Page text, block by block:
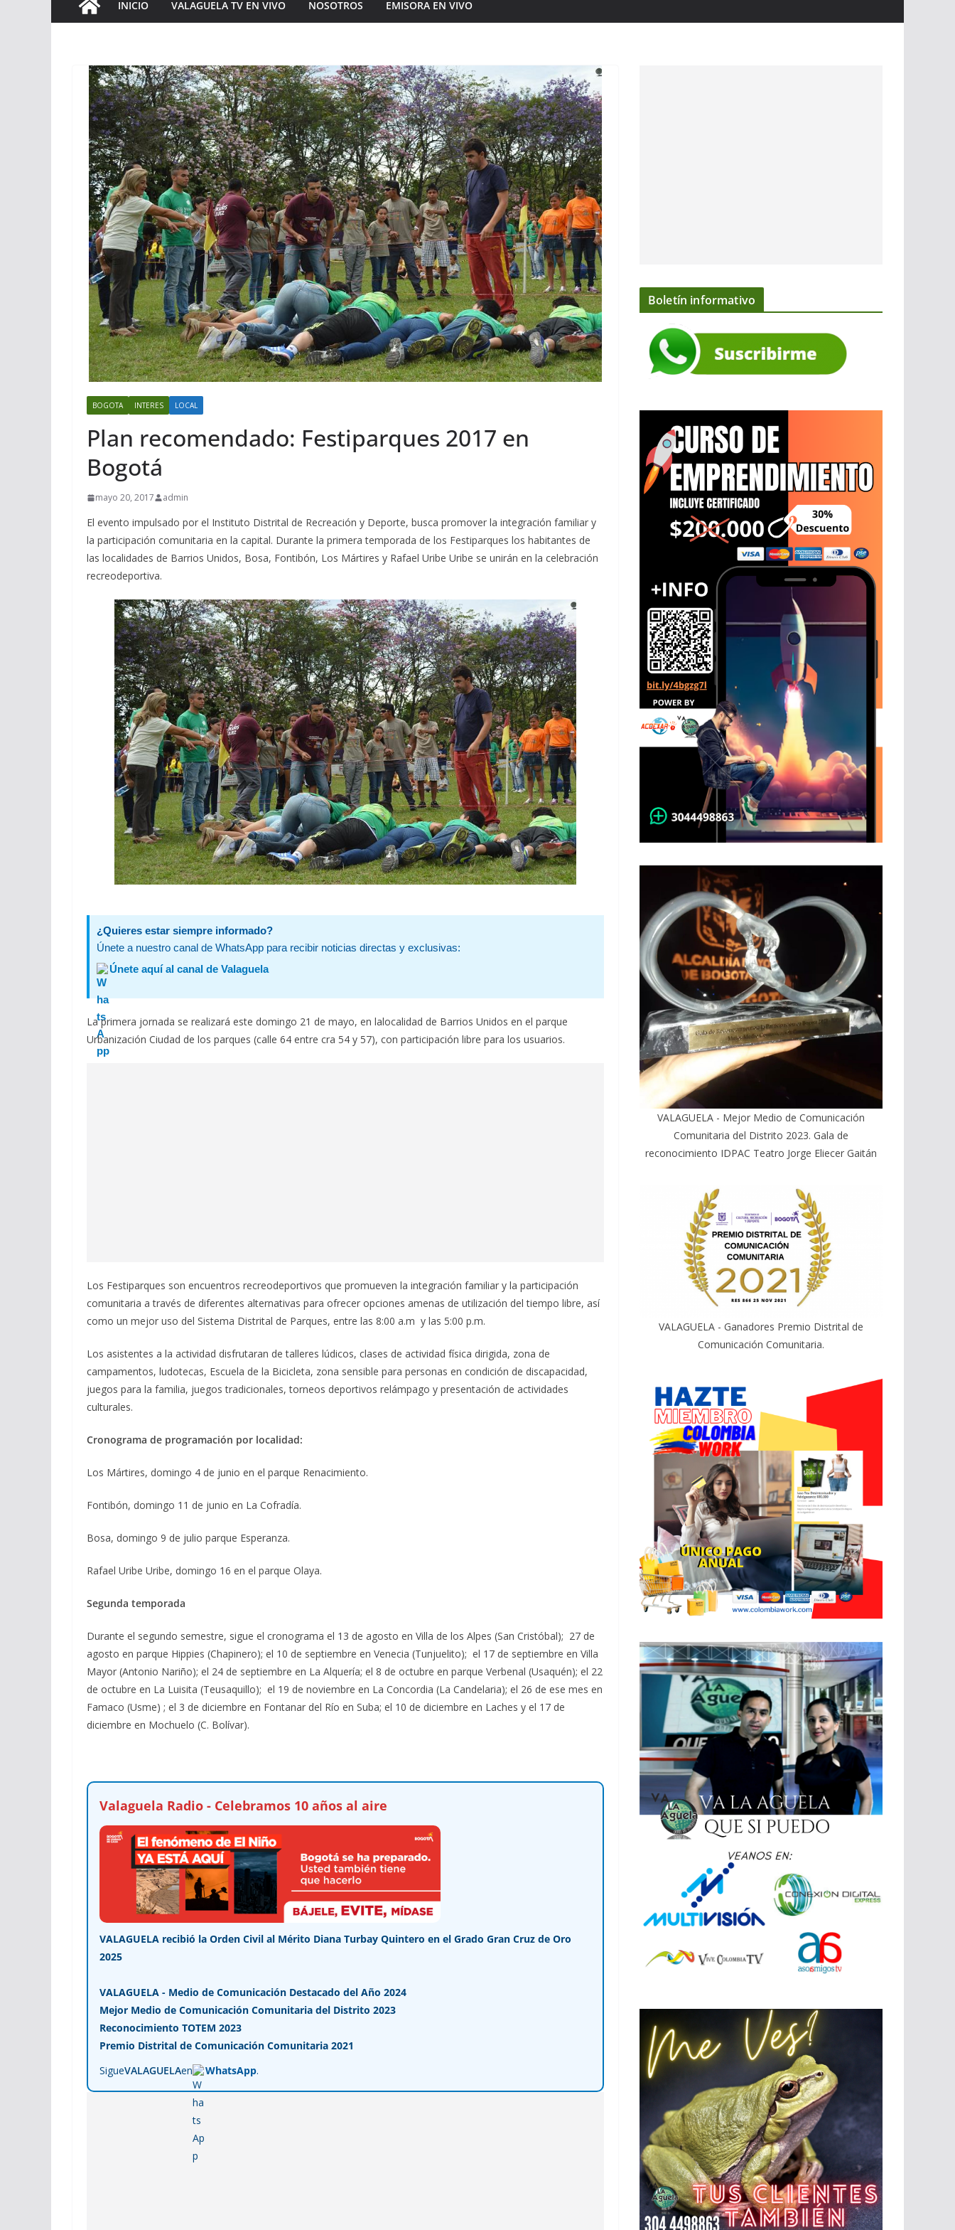
INICIO VALAGUELA TV EN VIVO NOSOTROS EMISORA EN VIVO
BOGOTA INTERES LOCAL
Plan recomendado: Festiparques 2017 en
Bogotá
mayo 20, 2017 admin
El evento impulsado por el Instituto Distrital de Recreación y Deporte, busca promover la integración familiar y
la participación comunitaria en la capital. Durante la primera temporada de los Festiparques los habitantes de
las localidades de Barrios Unidos, Bosa, Fontibón, Los Mártires y Rafael Uribe Uribe se unirán en la celebración
recreodeportiva.
¿Quieres estar siempre informado?
Únete a nuestro canal de WhatsApp para recibir noticias directas y exclusivas:
Únete aquí al canal de Valaguela
La primera jornada se realizará este domingo 21 de mayo, en lalocalidad de Barrios Unidos en el parque
Urbanización Ciudad de los parques (calle 64 entre cra 54 y 57), con participación libre para los usuarios.
Los Festiparques son encuentros recreodeportivos que promueven la integración familiar y la participación
comunitaria a través de diferentes alternativas para ofrecer opciones amenas de utilización del tiempo libre, así
como un mejor uso del Sistema Distrital de Parques, entre las 8:00 a.m y las 5:00 p.m.
Los asistentes a la actividad disfrutaran de talleres lúdicos, clases de actividad física dirigida, zona de
campamentos, ludotecas, Escuela de la Bicicleta, zona sensible para personas en condición de discapacidad,
juegos para la familia, juegos tradicionales, torneos deportivos relámpago y presentación de actividades
culturales.
Cronograma de programación por localidad:
Los Mártires, domingo 4 de junio en el parque Renacimiento.
Fontibón, domingo 11 de junio en La Cofradía.
Bosa, domingo 9 de julio parque Esperanza.
Rafael Uribe Uribe, domingo 16 en el parque Olaya.
Segunda temporada
Durante el segundo semestre, sigue el cronograma el 13 de agosto en Villa de los Alpes (San Cristóbal); 27 de
agosto en parque Hippies (Chapinero); el 10 de septiembre en Venecia (Tunjuelito); el 17 de septiembre en Villa
Mayor (Antonio Nariño); el 24 de septiembre en La Alquería; el 8 de octubre en parque Verbenal (Usaquén); el 22
de octubre en La Luisita (Teusaquillo); el 19 de noviembre en La Concordia (La Candelaria); el 26 de ese mes en
Famaco (Usme) ; el 3 de diciembre en Fontanar del Río en Suba; el 10 de diciembre en Laches y el 17 de
diciembre en Mochuelo (C. Bolívar).
Valaguela Radio - Celebramos 10 años al aire
VALAGUELA recibió la Orden Civil al Mérito Diana Turbay Quintero en el Grado Gran Cruz de Oro
2025
VALAGUELA - Medio de Comunicación Destacado del Año 2024
Mejor Medio de Comunicación Comunitaria del Distrito 2023
Reconocimiento TOTEM 2023
Premio Distrital de Comunicación Comunitaria 2021
SigueVALAGUELAen WhatsApp.
Boletín informativo
VALAGUELA - Mejor Medio de Comunicación
Comunitaria del Distrito 2023. Gala de
reconocimiento IDPAC Teatro Jorge Eliecer Gaitán
VALAGUELA - Ganadores Premio Distrital de
Comunicación Comunitaria.